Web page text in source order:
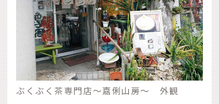
ぶくぶく茶専門店～嘉俐山房～ 外観